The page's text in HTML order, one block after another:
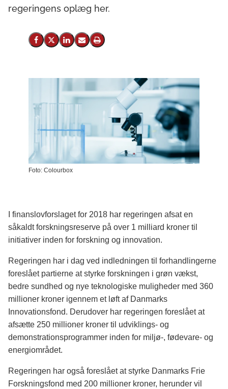
regeringens oplæg her.
Del på Facebook
Del på X (Twitter)
Del på LinkedIn
Send email
Print
Foto: Colourbox
I finanslovforslaget for 2018 har regeringen afsat en
såkaldt forskningsreserve på over 1 milliard kroner til
initiativer inden for forskning og innovation.
Regeringen har i dag ved indledningen til forhandlingerne
foreslået partierne at styrke forskningen i grøn vækst,
bedre sundhed og nye teknologiske muligheder med 360
millioner kroner igennem et løft af Danmarks
Innovationsfond. Derudover har regeringen foreslået at
afsætte 250 millioner kroner til udviklings- og
demonstrationsprogrammer inden for miljø-, fødevare- og
energiområdet.
Regeringen har også foreslået at styrke Danmarks Frie
Forskningsfond med 200 millioner kroner, herunder vil